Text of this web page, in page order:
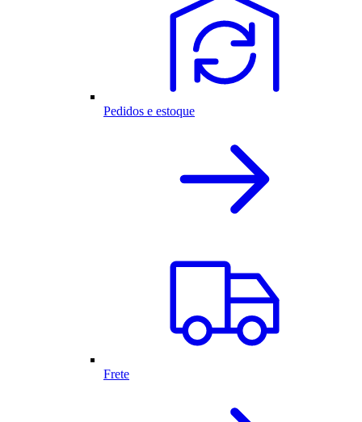
Pedidos e estoque
Frete